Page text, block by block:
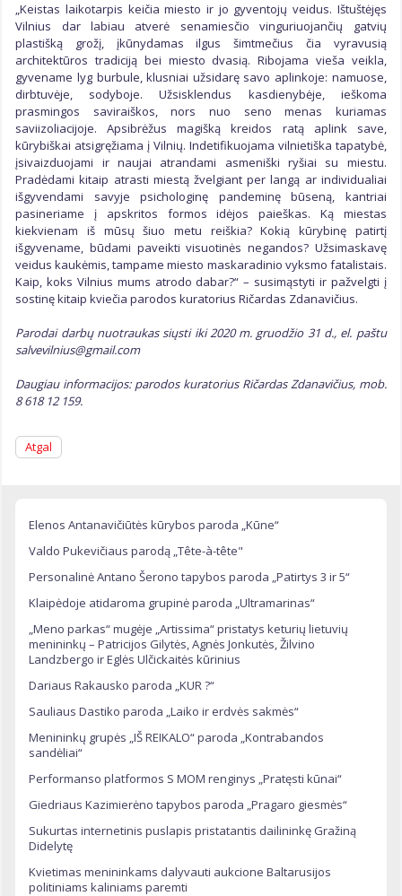
„Keistas laikotarpis keičia miesto ir jo gyventojų veidus. Ištuštėjęs
Vilnius dar labiau atverė senamiesčio vinguriuojančių gatvių
plastišką grožį, įkūnydamas ilgus šimtmečius čia vyravusią
architektūros tradiciją bei miesto dvasią. Ribojama vieša veikla,
gyvename lyg burbule, klusniai užsidarę savo aplinkoje: namuose,
dirbtuvėje, sodyboje. Užsisklendus kasdienybėje, ieškoma
prasmingos saviraiškos, nors nuo seno menas kuriamas
saviizoliacijoje. Apsibrėžus magišką kreidos ratą aplink save,
kūrybiškai atsigręžiama į Vilnių. Indetifikuojama vilnietiška tapatybė,
įsivaizduojami ir naujai atrandami asmeniški ryšiai su miestu.
Pradėdami kitaip atrasti miestą žvelgiant per langą ar individualiai
išgyvendami savyje psichologinę pandeminę būseną, kantriai
pasineriame į apskritos formos idėjos paieškas. Ką miestas
kiekvienam iš mūsų šiuo metu reiškia? Kokią kūrybinę patirtį
išgyvename, būdami paveikti visuotinės negandos? Užsimaskavę
veidus kaukėmis, tampame miesto maskaradinio vyksmo fatalistais.
Kaip, koks Vilnius mums atrodo dabar?“ – susimąstyti ir pažvelgti į
sostinę kitaip kviečia parodos kuratorius Ričardas Zdanavičius.
Parodai darbų nuotraukas siųsti iki 2020 m. gruodžio 31 d., el. paštu
salvevilnius@gmail.com
Daugiau informacijos: parodos kuratorius Ričardas Zdanavičius, mob.
8 618 12 159.
Atgal
Elenos Antanavičiūtės kūrybos paroda „Kūne“
Valdo Pukevičiaus parodą „Tête-à-tête"
Personalinė Antano Šerono tapybos paroda „Patirtys 3 ir 5“
Klaipėdoje atidaroma grupinė paroda „Ultramarinas“
„Meno parkas“ mugėje „Artissima“ pristatys keturių lietuvių
menininkų – Patricijos Gilytės, Agnės Jonkutės, Žilvino
Landzbergo ir Eglės Ulčickaitės kūrinius
Dariaus Rakausko paroda „KUR ?“
Sauliaus Dastiko paroda „Laiko ir erdvės sakmės“
Menininkų grupės „IŠ REIKALO“ paroda „Kontrabandos
sandėliai“
Performanso platformos S MOM renginys „Pratęsti kūnai“
Giedriaus Kazimierėno tapybos paroda „Pragaro giesmės“
Sukurtas internetinis puslapis pristatantis dailininkę Gražiną
Didelytę
Kvietimas menininkams dalyvauti aukcione Baltarusijos
politiniams kaliniams paremti